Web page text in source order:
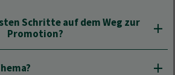
Schritte auf dem Weg zur
Promotion?